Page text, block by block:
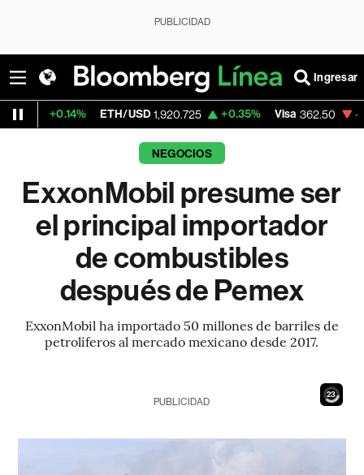
PUBLICIDAD
Ingresar
ETH/USD 1,920.725 +0.35% Visa 362.50 -2.15%
NEGOCIOS
ExxonMobil presume ser
el principal importador
de combustibles
después de Pemex
ExxonMobil ha importado 50 millones de barriles de
petrolíferos al mercado mexicano desde 2017.
21
PUBLICIDAD